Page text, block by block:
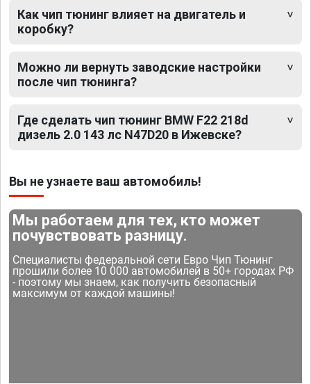
Как чип тюнинг влияет на двигатель и
коробку?
Можно ли вернуть заводские настройки
после чип тюнинга?
Где сделать чип тюнинг BMW F22 218d
дизель 2.0 143 лс N47D20 в Ижевске?
Вы не узнаете ваш автомобиль!
Мы работаем для тех, кто может
почувствовать разницу.
Специалисты федеральной сети Евро Чип Тюнинг
прошили более 10 000 автомобилей в 50+ городах РФ
- поэтому мы знаем, как получить безопасный
максимум от каждой машины!